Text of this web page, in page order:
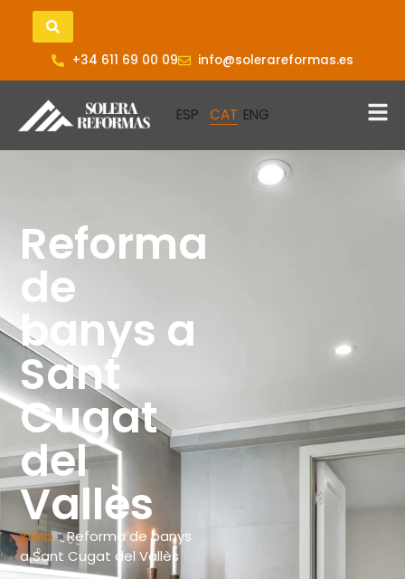
+34 611 69 00 09 info@solerareformas.es
Reforma
de
banys a
Sant
Cugat
del
Vallès
Inicio»Reforma de banys
a Sant Cugat del Vallès